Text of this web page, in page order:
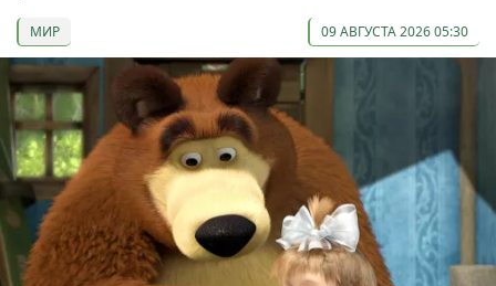
МИР 09 АВГУСТА 2026 05:30